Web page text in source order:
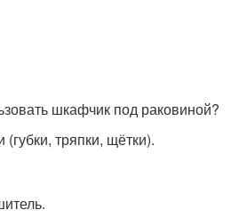
шкафчик под раковиной?
тряпки, щётки).